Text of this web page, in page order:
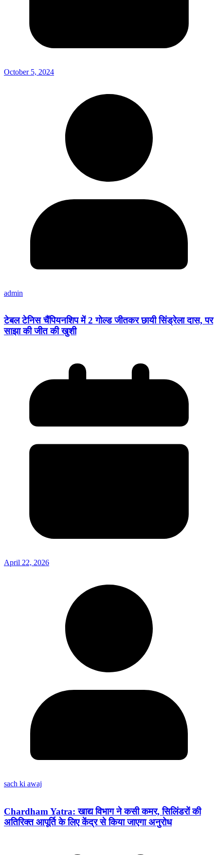
October 5, 2024
admin
टेबल टेनिस चैंपियनशिप में 2 गोल्ड जीतकर छायी सिंड्रेला दास, पर
साझा की जीत की खुशी
April 22, 2026
sach ki awaj
Chardham Yatra: खाद्य विभाग ने कसी कमर, सिलिंडरों की
अतिरिक्त आपूर्ति के लिए केंद्र से किया जाएगा अनुरोध